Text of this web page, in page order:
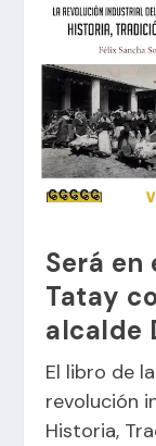
Será en
Tatay
alcalde
El libro de
revolución
Historia,